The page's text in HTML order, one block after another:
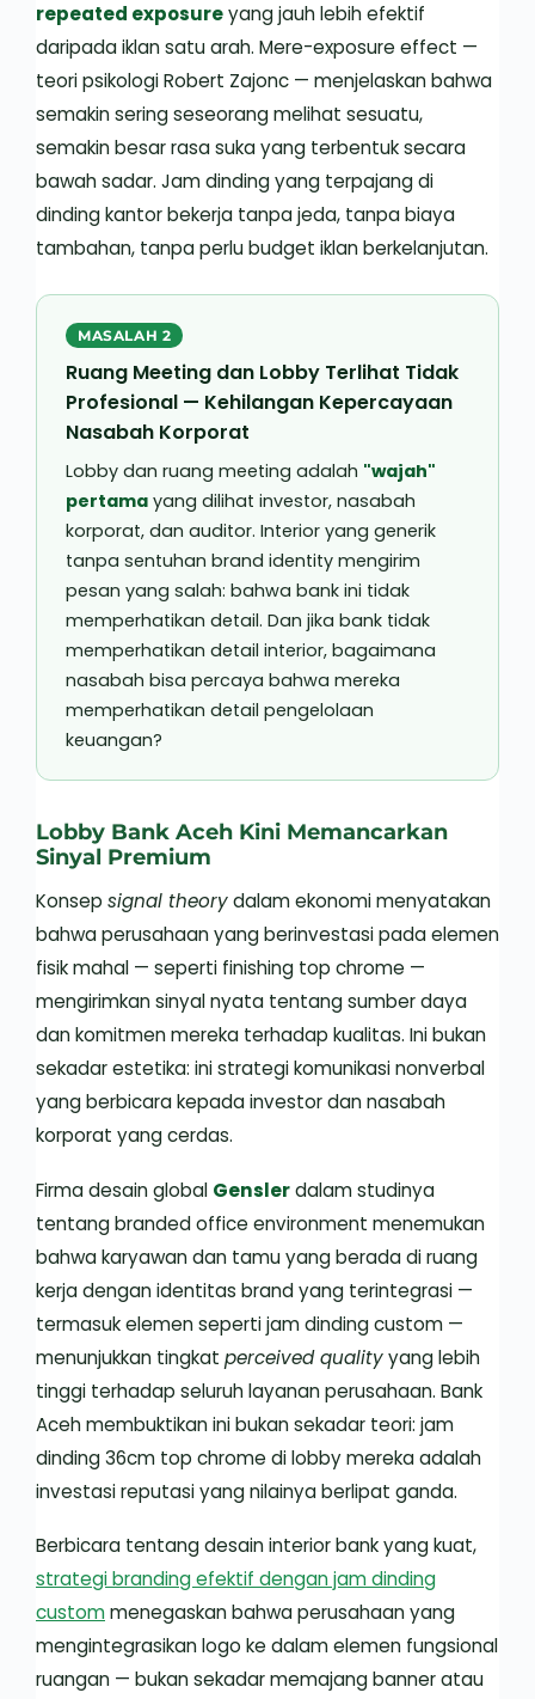
repeated exposureyang jauh lebih efektif
daripada iklan satu arah. Mere-exposure effect —
teori psikologi Robert Zajonc — menjelaskan bahwa
semakin sering seseorang melihat sesuatu,
semakin besar rasa suka yang terbentuk secara
bawah sadar. Jam dinding yang terpajang di
dinding kantor bekerja tanpa jeda, tanpa biaya
tambahan, tanpa perlu budget iklan berkelanjutan.
MASALAH 2
Ruang Meeting dan Lobby Terlihat Tidak
Profesional — Kehilangan Kepercayaan
Nasabah Korporat
Lobby dan ruang meeting adalah "wajah"
pertama yang dilihat investor, nasabah
korporat, dan auditor. Interior yang generik
tanpa sentuhan brand identity mengirim
pesan yang salah: bahwa bank ini tidak
memperhatikan detail. Dan jika bank tidak
memperhatikan detail interior, bagaimana
nasabah bisa percaya bahwa mereka
memperhatikan detail pengelolaan
keuangan?
Lobby Bank Aceh Kini Memancarkan
Sinyal Premium
Konsep signal theorydalam ekonomi menyatakan
bahwa perusahaan yang berinvestasi pada elemen
fisik mahal — seperti finishing top chrome —
mengirimkan sinyal nyata tentang sumber daya
dan komitmen mereka terhadap kualitas. Ini bukan
sekadar estetika: ini strategi komunikasi nonverbal
yang berbicara kepada investor dan nasabah
korporat yang cerdas.
Firma desain global Genslerdalam studinya
tentang branded office environment menemukan
bahwa karyawan dan tamu yang berada di ruang
kerja dengan identitas brand yang terintegrasi —
termasuk elemen seperti jam dinding custom —
menunjukkan tingkat perceived qualityyang lebih
tinggi terhadap seluruh layanan perusahaan. Bank
Aceh membuktikan ini bukan sekadar teori: jam
dinding 36cm top chrome di lobby mereka adalah
investasi reputasi yang nilainya berlipat ganda.
Berbicara tentang desain interior bank yang kuat,
strategi branding efektif dengan jam dinding
custommenegaskan bahwa perusahaan yang
mengintegrasikan logo ke dalam elemen fungsional
ruangan — bukan sekadar memajang banner atau